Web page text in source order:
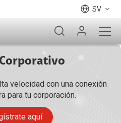
SV
velocidad con una conexión
para tu corporación.
aquí